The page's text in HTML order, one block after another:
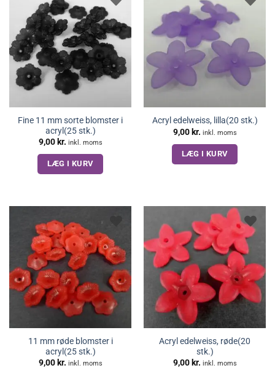
Fine 11 mm sorte blomster i
acryl(25 stk.)
9,00 kr. inkl. moms
LÆG I KURV
Acryl edelweiss, lilla(20 stk.)
9,00kr. inkl. moms
LÆG I KURV
11 mm røde blomster i
acryl(25 stk.)
9,00 kr. inkl. moms
Acryl edelweiss, røde(20
stk.)
9,00 kr. inkl. moms